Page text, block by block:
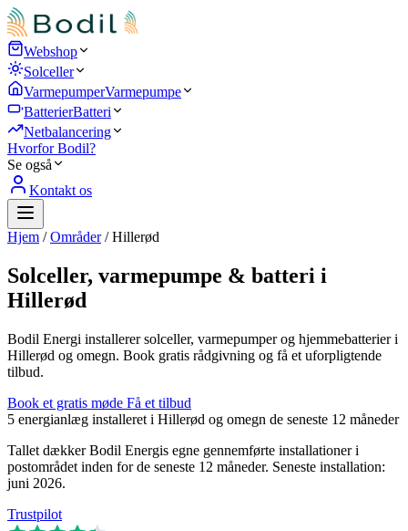
Webshop
Solceller
VarmepumperVarmepumpe
BatterierBatteri
Netbalancering
Hvorfor Bodil?
Se også
Kontakt os
Hjem / Områder / Hillerød
Solceller, varmepumpe & batteri i
Hillerød
Bodil Energi installerer solceller, varmepumper og hjemmebatterier i
Hillerød og omegn. Book gratis rådgivning og få et uforpligtende
tilbud.
Book et gratis møde Få et tilbud
5 energianlæg installeret i Hillerød og omegn de seneste 12 måneder
Tallet dækker Bodil Energis egne gennemførte installationer i
postområdet inden for de seneste 12 måneder. Seneste installation:
juni 2026.
Trustpilot